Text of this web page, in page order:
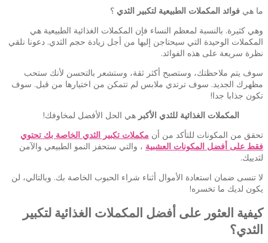
ما هي فوائد المكملات الطبيعية لتكبير الثدي ؟
وهي كثيرة. بالنسبة لمعظم النساء فإن المكملات الغذائية الطبيعية هي
المكملات الوحيدة التي سيحتاجن إليها من أجل زيادة حجم الثدي. دعونا نلقي
نظرة سريعة على هذه الفوائد.
سوف يتم ملاحظتك، وستصبح أكثر ثقة، وستشعر بالتحسن لأنك ستحب
مظهرك الجديد. سوف ترتدي ملابس لم تتمكن من اختيارها من قبل. سوف
تكون جذابا جدا!
المكملات الغذائية للثدي الأكبر هي الحل الأفضل لمخاوفك!
تحقق من المكونات للتأكد من أن مكملات تكبير الثدي الخاصة بك تحتوي
فقط على أفضل المكونات العشبية ، والتي ستحفز النمو الطبيعي والآمن
لثدييك.
لا تنسى ضمان استعادة الأموال أثناء شراء الحبوب الخاصة بك. وبالتالي، لن
يكون لديك ما تخسره!
كيفية العثور على أفضل المكملات الغذائية لتكبير
الثدي؟